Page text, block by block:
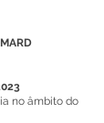
no âmbito do